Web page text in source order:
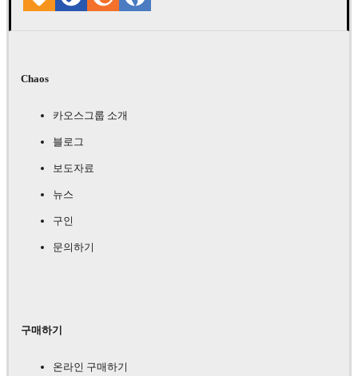
Chaos
카오스그룹 소개
블로그
보도자료
뉴스
구인
문의하기
구매하기
온라인 구매하기